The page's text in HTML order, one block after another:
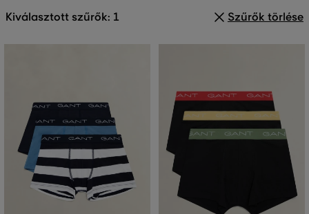
Kiválasztott szűrők: 1 Szűrők törlése